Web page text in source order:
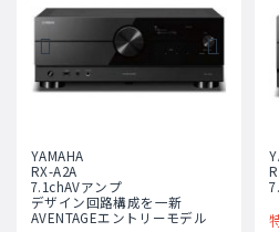
YAMAHA
RX-A2A
7.1chAVアンプ
デザイン回路構成を一新
AVENTAGEエントリーモデル